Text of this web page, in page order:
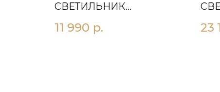
СВЕТИЛЬНИК
11 990 р. 23